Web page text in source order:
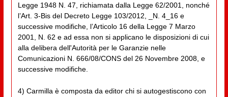
Legge 1948 N. 47, richiamata dalla Legge 62/2001, nonché
l’Art. 3-Bis del Decreto Legge 103/2012, _N. 4_16 e
successive modifiche, l’Articolo 16 della Legge 7 Marzo
2001, N. 62 e ad essa non si applicano le disposizioni di cui
alla delibera dell'Autorità per le Garanzie nelle
Comunicazioni N. 666/08/CONS del 26 Novembre 2008, e
successive modifiche.
4) Carmilla è composta da editor chi si autogestiscono con